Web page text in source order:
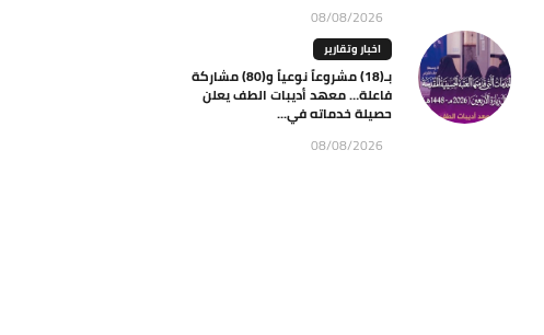
08/08/2026
اخبار وتقارير
بـ(18) مشروعاً نوعياً و(80) مشاركة
فاعلة… معهد أديبات الطف يعلن
حصيلة خدماته في...
08/08/2026